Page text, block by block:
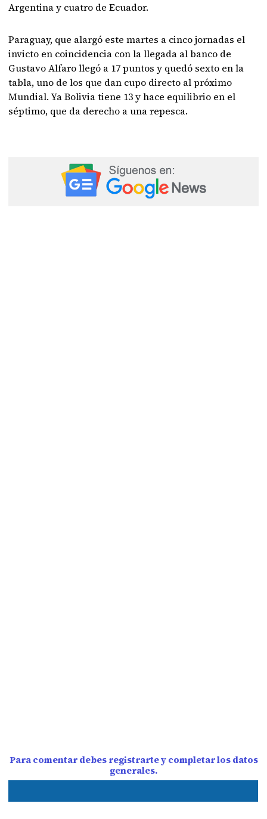
Argentina y cuatro de Ecuador.
Paraguay, que alargó este martes a cinco jornadas el
invicto en coincidencia con la llegada al banco de
Gustavo Alfaro llegó a 17 puntos y quedó sexto en la
tabla, uno de los que dan cupo directo al próximo
Mundial. Ya Bolivia tiene 13 y hace equilibrio en el
séptimo, que da derecho a una repesca.
Para comentar debes registrarte y completar los datos
generales.